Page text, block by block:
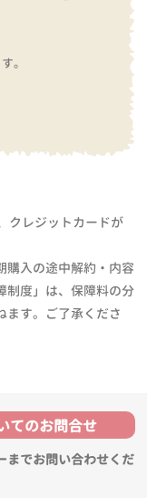
。
クレジットカードが
購入の途中解約・内容
制度」は、保障料の分
ます。ご了承くださ
てのお問合せ
までお問い合わせくだ